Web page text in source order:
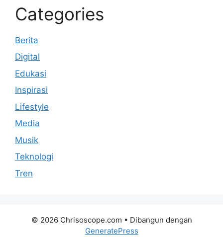
Categories
Berita
Digital
Edukasi
Inspirasi
Lifestyle
Media
Musik
Teknologi
Tren
© 2026 Chrisoscope.com • Dibangun dengan
GeneratePress